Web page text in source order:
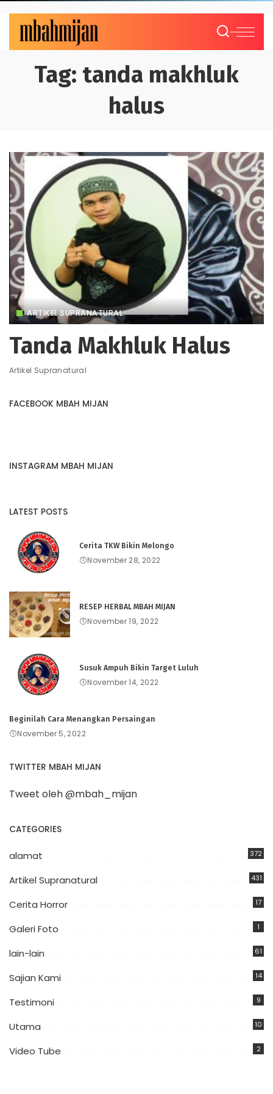
Tag: tanda makhluk
halus
ARTIKEL SUPRANATURAL
Tanda Makhluk Halus
Artikel Supranatural
FACEBOOK MBAH MIJAN
INSTAGRAM MBAH MIJAN
LATEST POSTS
Cerita TKW Bikin Melongo
November 28, 2022
RESEP HERBAL MBAH MIJAN
November 19, 2022
Susuk Ampuh Bikin Target Luluh
November 14, 2022
Beginilah Cara Menangkan Persaingan
November 5, 2022
TWITTER MBAH MIJAN
Tweet oleh @mbah_mijan
CATEGORIES
alamat 372
Artikel Supranatural 431
Cerita Horror 17
Galeri Foto 1
lain-lain 61
Sajian Kami 14
Testimoni 9
Utama 10
Video Tube 2